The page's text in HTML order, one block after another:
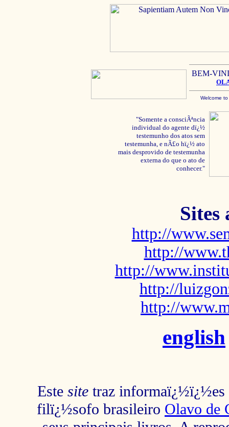
BEM-
Welcome
"Somente a consciÃªncia
individual do agente dï¿½
testemunho dos atos sem
testemunha, e nÃ£o hï¿½ ato
mais desprovido de testemunha
externa do que o ato de
conhecer."
Sites
http://
http://
http://
http://
http://
english
Este site traz informaï¿½ï¿½es
filï¿½sofo brasileiro Olavo de